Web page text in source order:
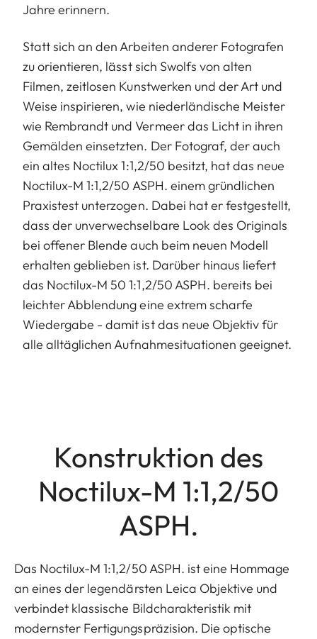
Jahre erinnern.
Statt sich an den Arbeiten anderer Fotografen
zu orientieren, lässt sich Swolfs von alten
Filmen, zeitlosen Kunstwerken und der Art und
Weise inspirieren, wie niederländische Meister
wie Rembrandt und Vermeer das Licht in ihren
Gemälden einsetzten. Der Fotograf, der auch
ein altes Noctilux 1:1,2/50 besitzt, hat das neue
Noctilux-M 1:1,2/50 ASPH. einem gründlichen
Praxistest unterzogen. Dabei hat er festgestellt,
dass der unverwechselbare Look des Originals
bei offener Blende auch beim neuen Modell
erhalten geblieben ist. Darüber hinaus liefert
das Noctilux-M 50 1:1,2/50 ASPH. bereits bei
leichter Abblendung eine extrem scharfe
Wiedergabe - damit ist das neue Objektiv für
alle alltäglichen Aufnahmesituationen geeignet.
Konstruktion des
Noctilux-M 1:1,2/50
ASPH.
Das Noctilux-M 1:1,2/50 ASPH. ist eine Hommage
an eines der legendärsten Leica Objektive und
verbindet klassische Bildcharakteristik mit
modernster Fertigungspräzision. Die optische